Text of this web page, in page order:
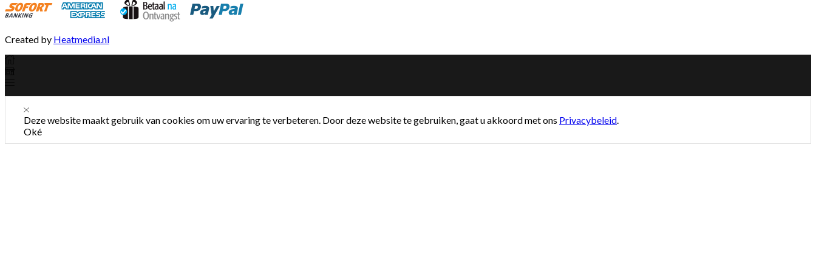
Created by Heatmedia.nl
Deze website maakt gebruik van cookies om uw ervaring te verbeteren. Door deze website te gebruiken, gaat u akkoord met ons Privacybeleid.
Oké